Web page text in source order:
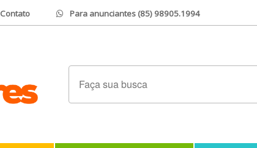
Contato Para anunciantes (85) 98905.1994